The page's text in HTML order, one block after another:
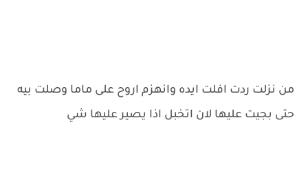
من نزلت ردت افلت ايده وانهزم اروح على ماما وصلت بيه
حتى بجيت عليها لان اتخبل اذا يصير عليها شي